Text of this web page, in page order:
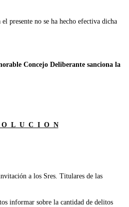
se ha hecho efectiva dicha
Concejo Deliberante sanciona la
O L U C I O N
a los Sres. Titulares de las
sobre la cantidad de delitos